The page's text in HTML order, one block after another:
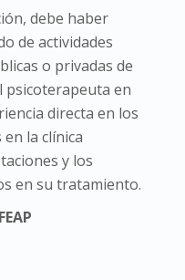
debe haber
de actividades
o privadas de
psicoterapeuta en
directa en los
la clínica
y los
en su tratamiento.